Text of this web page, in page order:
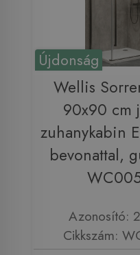
Újdonság
Wellis
90x90 cm
zuhanykabin
bevonattal,
Azonosító:
Cikkszám: